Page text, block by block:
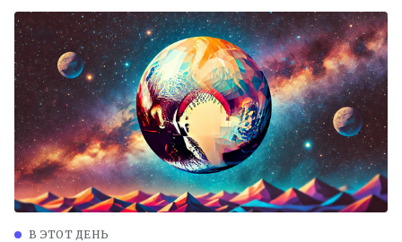
В ЭТОТ ДЕНЬ